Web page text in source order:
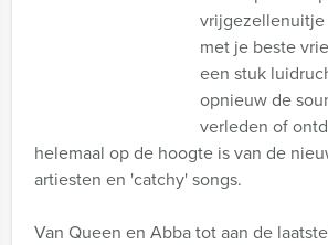
met je beste
een stuk
opnieuw de
verleden of
helemaal op de hoogte is van de
artiesten en 'catchy' songs.
Van Queen en Abba tot aan de